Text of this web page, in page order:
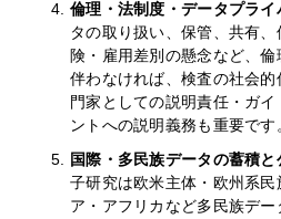
倫理・法制度・データプライ
タの取り扱い、保管、共有
険・雇用差別の懸念など、
伴わなければ、検査の社会
門家としての説明責任・ガ
ントへの説明義務も重要です
国際・多民族データの蓄積と
子研究は欧米主体・欧州系
ア・アフリカなど多民族デ